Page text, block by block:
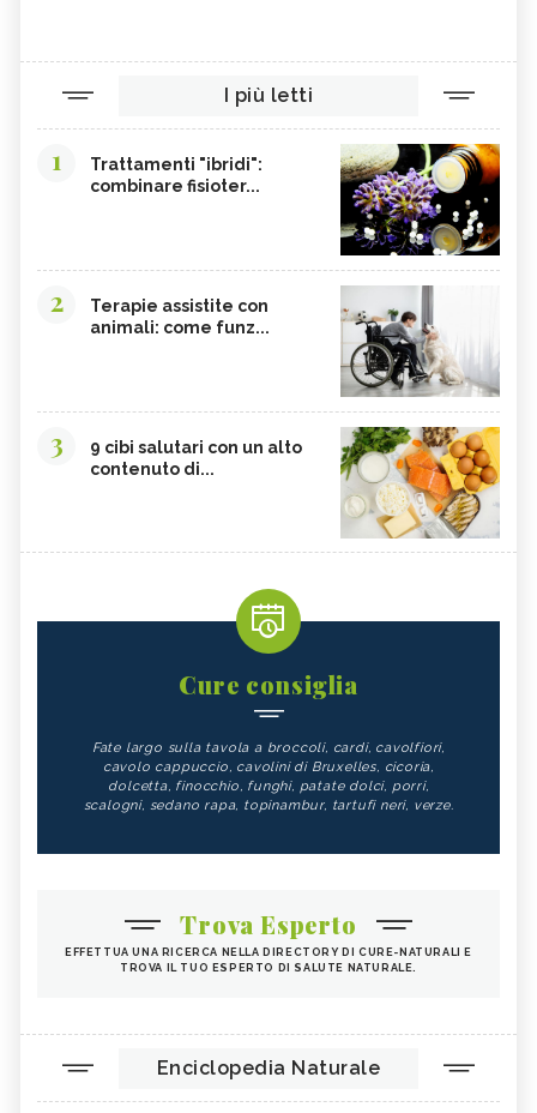
I più letti
1
Trattamenti "ibridi":
combinare fisioter...
2
Terapie assistite con
animali: come funz...
3
9 cibi salutari con un alto
contenuto di...
Cure consiglia
Fate largo sulla tavola a broccoli, cardi, cavolfiori,
cavolo cappuccio, cavolini di Bruxelles, cicoria,
dolcetta, finocchio, funghi, patate dolci, porri,
scalogni, sedano rapa, topinambur, tartufi neri, verze.
Trova Esperto
EFFETTUA UNA RICERCA NELLA DIRECTORY DI CURE-NATURALI E
TROVA IL TUO ESPERTO DI SALUTE NATURALE.
Enciclopedia Naturale